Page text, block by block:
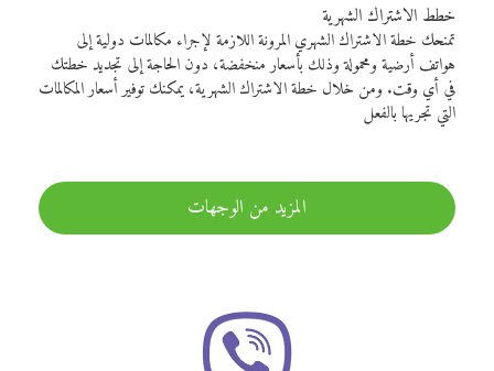
خطط الاشتراك الشهرية
تمنحك خطة الاشتراك الشهري المرونة اللازمة لإجراء مكالمات دولية إلى
هواتف أرضية ومحمولة وذلك بأسعار منخفضة، دون الحاجة إلى تجديد خطتك
في أي وقت. ومن خلال خطة الاشتراك الشهرية، يمكنك توفير أسعار المكالمات
التي تجريها بالفعل
المزيد من الوجهات